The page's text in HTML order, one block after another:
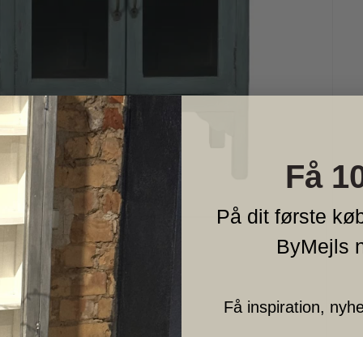
Få
På dit første
ByMejls
Få inspiration,